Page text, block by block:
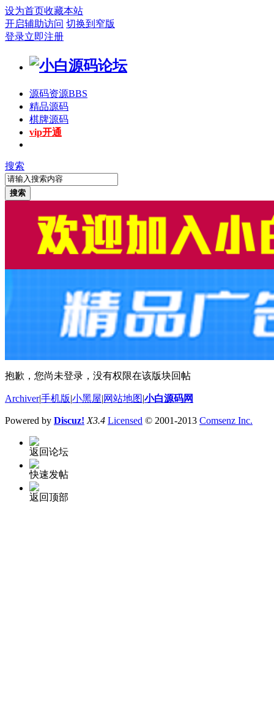
设为首页收藏本站
开启辅助访问 切换到窄版
登录立即注册
源码资源BBS
精品源码
棋牌源码
vip开通
搜索
搜索
抱歉，您尚未登录，没有权限在该版块回帖
Archiver|手机版 小黑屋 网站地图 小白源码网
Powered by Discuz! X3.4 Licensed © 2001-2013 Comsenz Inc.
返回论坛
快速发帖
返回顶部